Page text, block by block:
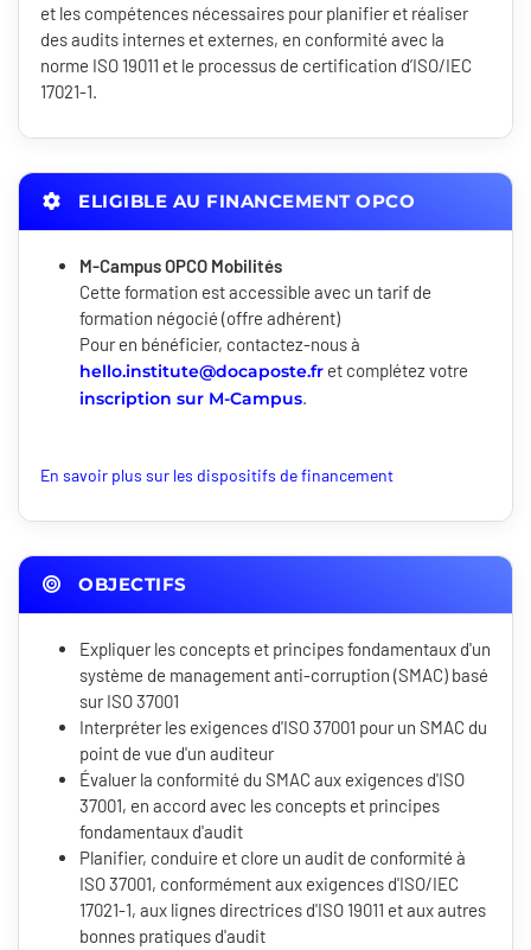
et les compétences nécessaires pour planifier et réaliser
des audits internes et externes, en conformité avec la
norme ISO 19011 et le processus de certification d’ISO/IEC
17021-1.
ELIGIBLE AU FINANCEMENT OPCO
M-Campus OPCO Mobilités
Cette formation est accessible avec un tarif de
formation négocié (offre adhérent)
Pour en bénéficier, contactez-nous à
hello.institute@docaposte.fr et complétez votre
inscription sur M-Campus.
En savoir plus sur les dispositifs de financement
OBJECTIFS
Expliquer les concepts et principes fondamentaux d'un
système de management anti-corruption (SMAC) basé
sur ISO 37001
Interpréter les exigences d'ISO 37001 pour un SMAC du
point de vue d'un auditeur
Évaluer la conformité du SMAC aux exigences d'ISO
37001, en accord avec les concepts et principes
fondamentaux d'audit
Planifier, conduire et clore un audit de conformité à
ISO 37001, conformément aux exigences d'ISO/IEC
17021-1, aux lignes directrices d'ISO 19011 et aux autres
bonnes pratiques d'audit